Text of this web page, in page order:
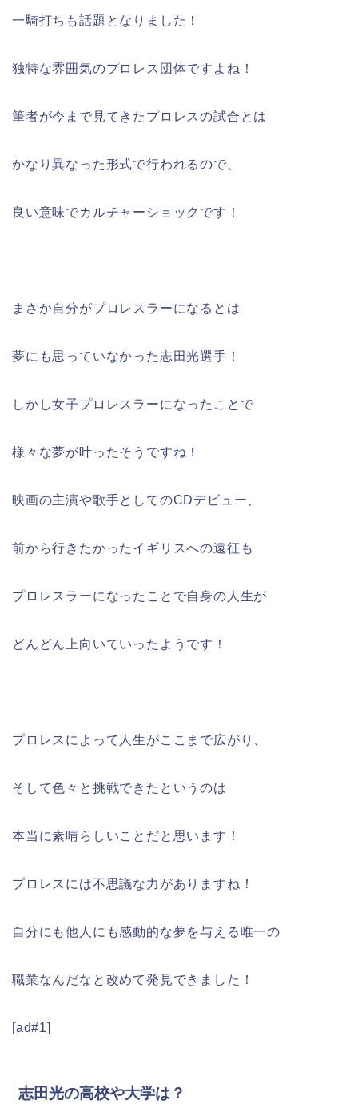
一騎打ちも話題となりました！
独特な雰囲気のプロレス団体ですよね！
筆者が今まで見てきたプロレスの試合とは
かなり異なった形式で行われるので、
良い意味でカルチャーショックです！
まさか自分がプロレスラーになるとは
夢にも思っていなかった志田光選手！
しかし女子プロレスラーになったことで
様々な夢が叶ったそうですね！
映画の主演や歌手としてのCDデビュー、
前から行きたかったイギリスへの遠征も
プロレスラーになったことで自身の人生が
どんどん上向いていったようです！
プロレスによって人生がここまで広がり、
そして色々と挑戦できたというのは
本当に素晴らしいことだと思います！
プロレスには不思議な力がありますね！
自分にも他人にも感動的な夢を与える唯一の
職業なんだなと改めて発見できました！
[ad#1]
志田光の高校や大学は？